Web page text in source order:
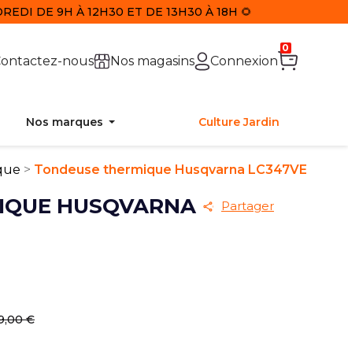
DE 9H À 12H30 ET DE 13H30 À 18H 🌻
nous Nos magasins Connexion
0
Nos marques Culture Jardin
Tondeuse thermique Husqvarna LC347VE
HUSQVARNA
Partager
€